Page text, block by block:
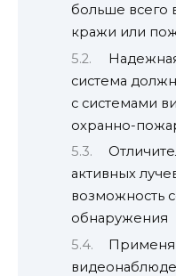
больше всего
кражи или
система
с системами
охранно-
активных
возможность
обнаружения